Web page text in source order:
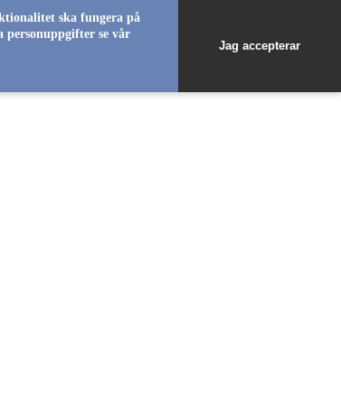
ska fungera på
se vår
Jag accepterar